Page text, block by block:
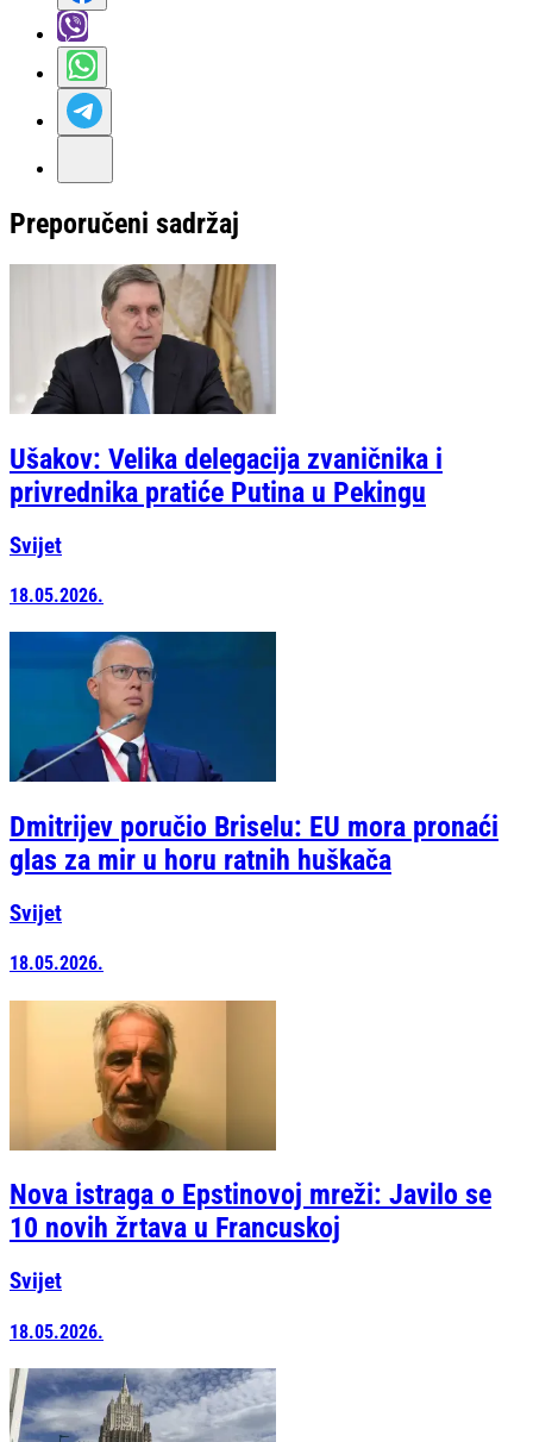
Preporučeni sadržaj
Ušakov: Velika delegacija zvaničnika i
privrednika pratiće Putina u Pekingu
Svijet
18.05.2026.
Dmitrijev poručio Briselu: EU mora pronaći
glas za mir u horu ratnih huškača
Svijet
18.05.2026.
Nova istraga o Epstinovoj mreži: Javilo se
10 novih žrtava u Francuskoj
Svijet
18.05.2026.